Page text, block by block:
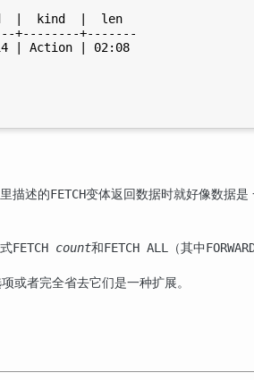
|  kind  |  len
+--------+-------
| Action | 02:08
描述的FETCH变体返回数据时就好像数据是
FETCH count和FETCH ALL （其中
或者完全省去它们是一种扩展。